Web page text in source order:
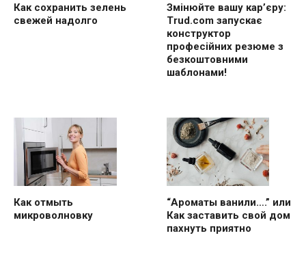
Как сохранить зелень
свежей надолго
Змінюйте вашу кар’єру:
Trud.com запускає
конструктор
професійних резюме з
безкоштовними
шаблонами!
Как отмыть
микроволновку
“Ароматы ванили….” или
Как заставить свой дом
пахнуть приятно